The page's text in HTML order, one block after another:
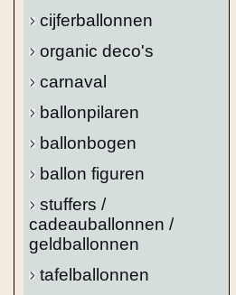
cijferballonnen
organic deco's
carnaval
ballonpilaren
ballonbogen
ballon figuren
stuffers /
cadeauballonnen /
geldballonnen
tafelballonnen